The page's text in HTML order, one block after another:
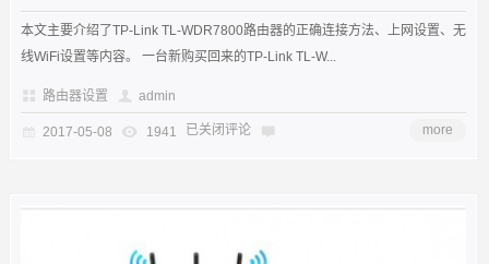
本文主要介绍了TP-Link TL-WDR7800路由器的正确连接方法、上网设置、无
线WiFi设置等内容。 一台新购买回来的TP-Link TL-W...
路由器设置 admin
2017-05-08 1941 已关闭评论 more